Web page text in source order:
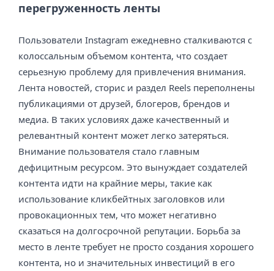
перегруженность ленты
Пользователи Instagram ежедневно сталкиваются с
колоссальным объемом контента, что создает
серьезную проблему для привлечения внимания.
Лента новостей, сторис и раздел Reels переполнены
публикациями от друзей, блогеров, брендов и
медиа. В таких условиях даже качественный и
релевантный контент может легко затеряться.
Внимание пользователя стало главным
дефицитным ресурсом. Это вынуждает создателей
контента идти на крайние меры, такие как
использование кликбейтных заголовков или
провокационных тем, что может негативно
сказаться на долгосрочной репутации. Борьба за
место в ленте требует не просто создания хорошего
контента, но и значительных инвестиций в его